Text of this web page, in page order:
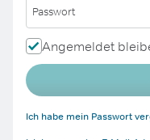
Passwort
Angemeldet
Ich habe mein Passwort